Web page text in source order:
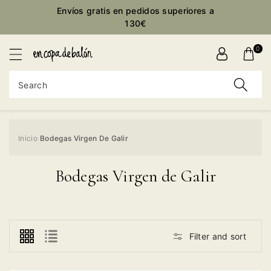
Envíos gratis en pedidos superiores a
130€
Search
0
Inicio› Bodegas Virgen De Galir
Bodegas Virgen de Galir
Filter and sort